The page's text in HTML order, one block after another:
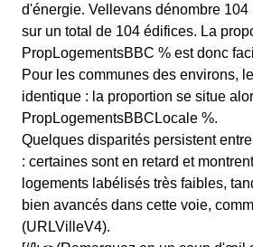
d'énergie. Vellevans dénombre 104
sur un total de 104 édifices. La
PropLogementsBBC % est donc
Pour les communes des environs,
identique : la proportion se situe
PropLogementsBBCLocale %.
Quelques disparités persistent
: certaines sont en retard et
logements labélisés très faibles,
bien avancés dans cette voie,
(URLVilleV4).